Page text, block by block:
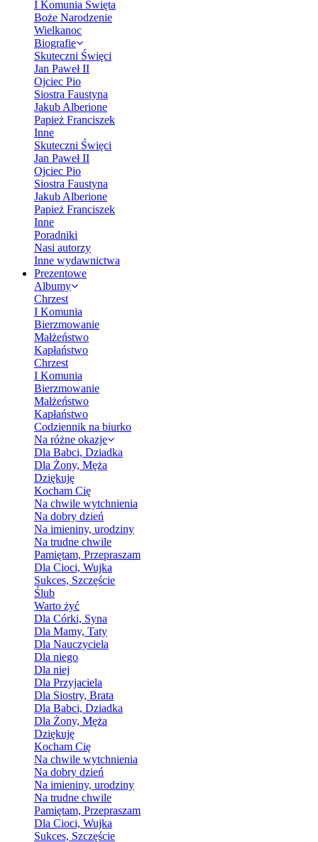
I Komunia Święta
Boże Narodzenie
Wielkanoc
Biografie
Skuteczni Święci
Jan Paweł II
Ojciec Pio
Siostra Faustyna
Jakub Alberione
Papież Franciszek
Inne
Skuteczni Święci
Jan Paweł II
Ojciec Pio
Siostra Faustyna
Jakub Alberione
Papież Franciszek
Inne
Poradniki
Nasi autorzy
Inne wydawnictwa
Prezentowe
Albumy
Chrzest
I Komunia
Bierzmowanie
Małżeństwo
Kapłaństwo
Chrzest
I Komunia
Bierzmowanie
Małżeństwo
Kapłaństwo
Codziennik na biurko
Na różne okazje
Dla Babci, Dziadka
Dla Żony, Męża
Dziękuję
Kocham Cię
Na chwile wytchnienia
Na dobry dzień
Na imieniny, urodziny
Na trudne chwile
Pamiętam, Przepraszam
Dla Cioci, Wujka
Sukces, Szczęście
Ślub
Warto żyć
Dla Córki, Syna
Dla Mamy, Taty
Dla Nauczyciela
Dla niego
Dla niej
Dla Przyjaciela
Dla Siostry, Brata
Dla Babci, Dziadka
Dla Żony, Męża
Dziękuję
Kocham Cię
Na chwile wytchnienia
Na dobry dzień
Na imieniny, urodziny
Na trudne chwile
Pamiętam, Przepraszam
Dla Cioci, Wujka
Sukces, Szczęście